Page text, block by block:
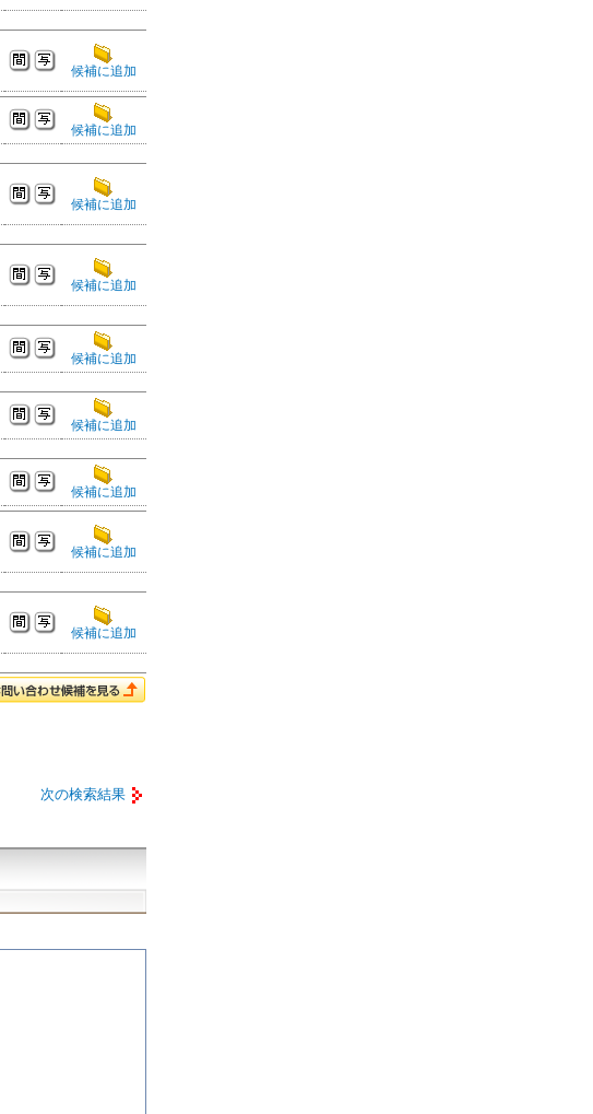
候補に追加
候補に追加
候補に追加
候補に追加
候補に追加
候補に追加
候補に追加
候補に追加
候補に追加
次の検索結果